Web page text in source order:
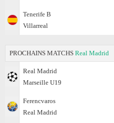
Tenerife B
Villarreal
PROCHAINS MATCHS Real Madrid
Real Madrid
Marseille U19
Ferencvaros
Real Madrid